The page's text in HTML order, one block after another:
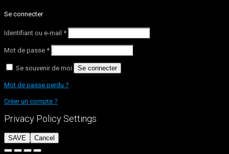
Se connecter
Identifiant ou e-mail *
Mot de passe *
Se souvenir de moi Se connecter
Mot de passe perdu ?
Créer un compte ?
Privacy Policy Settings
SAVE Cancel